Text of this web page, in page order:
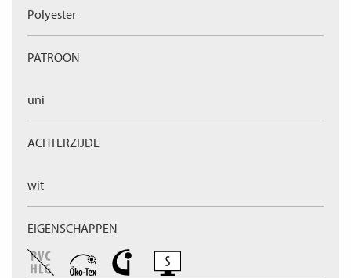
Polyester
PATROON
uni
ACHTERZIJDE
wit
EIGENSCHAPPEN